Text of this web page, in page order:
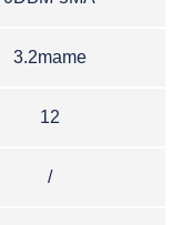
3.2mame
12
/